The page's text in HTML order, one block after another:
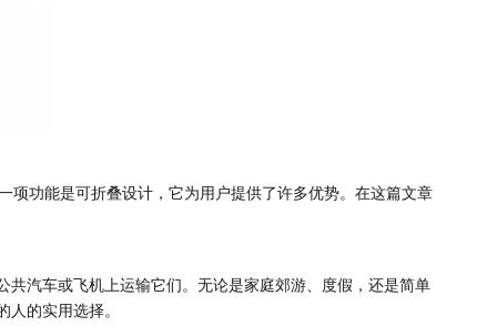
功能是可折叠设计，它为用户提供了许多优势。在这篇文章
汽车或飞机上运输它们。无论是家庭郊游、度假，还是简单
的实用选择。